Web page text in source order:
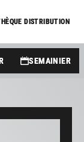
DISTRIBUTION
SEMAINIER